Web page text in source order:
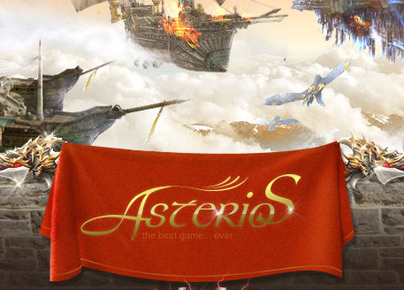
the best game... ever